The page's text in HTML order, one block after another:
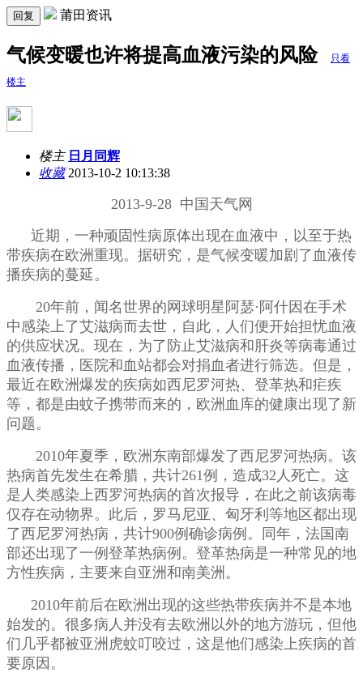
回复 莆田资讯
气候变暖也许将提高血液污染的风险 只看
楼主
楼主 日月同辉
收藏2013-10-2 10:13:38
2013-9-28 中国天气网
近期，一种顽固性病原体出现在血液中，以至于热
带疾病在欧洲重现。据研究，是气候变暖加剧了血液传
播疾病的蔓延。
20年前，闻名世界的网球明星阿瑟·阿什因在手术
中感染上了艾滋病而去世，自此，人们便开始担忧血液
的供应状况。现在，为了防止艾滋病和肝炎等病毒通过
血液传播，医院和血站都会对捐血者进行筛选。但是，
最近在欧洲爆发的疾病如西尼罗河热、登革热和疟疾
等，都是由蚊子携带而来的，欧洲血库的健康出现了新
问题。
2010年夏季，欧洲东南部爆发了西尼罗河热病。该
热病首先发生在希腊，共计261例，造成32人死亡。这
是人类感染上西罗河热病的首次报导，在此之前该病毒
仅存在动物界。此后，罗马尼亚、匈牙利等地区都出现
了西尼罗河热病，共计900例确诊病例。同年，法国南
部还出现了一例登革热病例。登革热病是一种常见的地
方性疾病，主要来自亚洲和南美洲。
2010年前后在欧洲出现的这些热带疾病并不是本地
始发的。很多病人并没有去欧洲以外的地方游玩，但他
们几乎都被亚洲虎蚊叮咬过，这是他们感染上疾病的首
要原因。